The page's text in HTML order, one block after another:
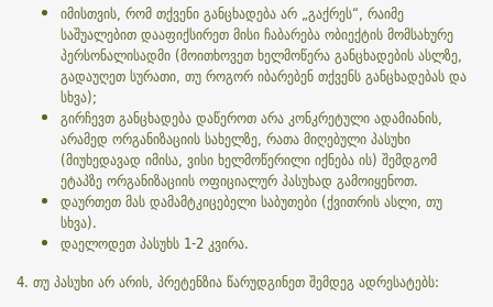
იმისთვის, რომ თქვენი განცხადება არ „გაქრეს“, რაიმე
საშუალებით დააფიქსირეთ მისი ჩაბარება ობიექტის მომსახურე
პერსონალისადმი (მოითხოვეთ ხელმოწერა განცხადების ასლზე,
გადაუღეთ სურათი, თუ როგორ იბარებენ თქვენს განცხადებას და
სხვა);
გირჩევთ განცხადება დაწეროთ არა კონკრეტული ადამიანის,
არამედ ორგანიზაციის სახელზე, რათა მიღებული პასუხი
(მიუხედავად იმისა, ვისი ხელმოწერილი იქნება ის) შემდგომ
ეტაპზე ორგანიზაციის ოფიციალურ პასუხად გამოიყენოთ.
დაურთეთ მას დამამტკიცებელი საბუთები (ქვითრის ასლი, თუ
სხვა).
დაელოდეთ პასუხს 1-2 კვირა.
4. თუ პასუხი არ არის, პრეტენზია წარუდგინეთ შემდეგ ადრესატებს: